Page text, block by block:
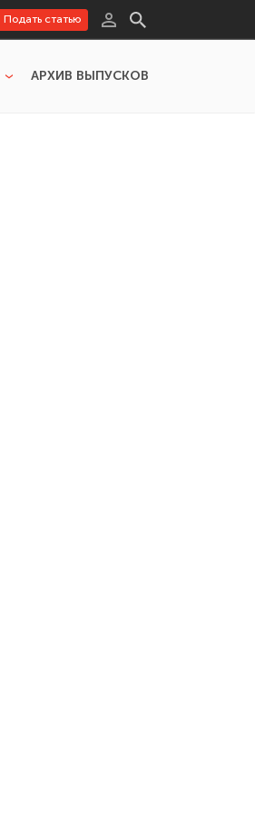
Подать статью
АРХИВ ВЫПУСКОВ